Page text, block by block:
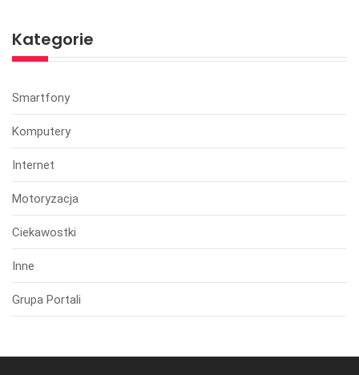
Kategorie
Smartfony
Komputery
Internet
Motoryzacja
Ciekawostki
Inne
Grupa Portali